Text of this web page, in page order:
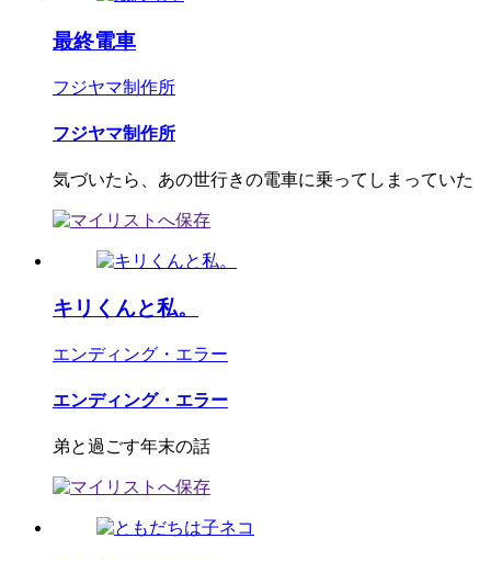
最終電車
フジヤマ制作所
フジヤマ制作所
気づいたら、あの世行きの電車に乗ってしまっていた
キリくんと私。
エンディング・エラー
エンディング・エラー
弟と過ごす年末の話